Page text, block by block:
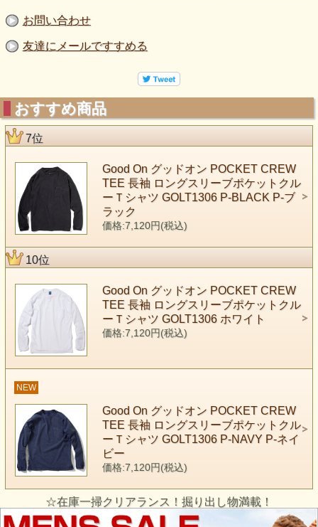
お問い合わせ
友達にメールですすめる
おすすめ商品
7位
Good On グッドオン POCKET CREW
TEE 長袖 ロングスリーブポケットクル
ーＴシャツ GOLT1306 P-BLACK P-ブ
ラック
価格:7,120円(税込)
10位
Good On グッドオン POCKET CREW
TEE 長袖 ロングスリーブポケットクル
ーＴシャツ GOLT1306 ホワイト
価格:7,120円(税込)
NEW
Good On グッドオン POCKET CREW
TEE 長袖 ロングスリーブポケットクル
ーＴシャツ GOLT1306 P-NAVY P-ネイ
ビー
価格:7,120円(税込)
☆在庫一掃クリアランス！掘り出し物満載！